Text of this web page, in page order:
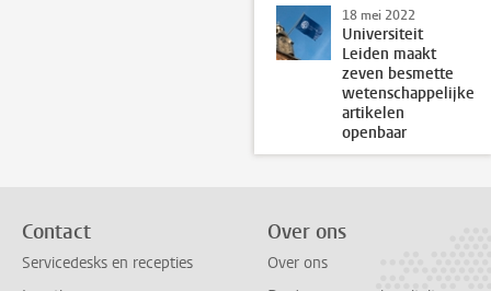
18 mei 2022
Universiteit
Leiden maakt
zeven besmette
wetenschappelijke
artikelen
openbaar
Contact
Servicedesks en recepties
Over ons
Over ons